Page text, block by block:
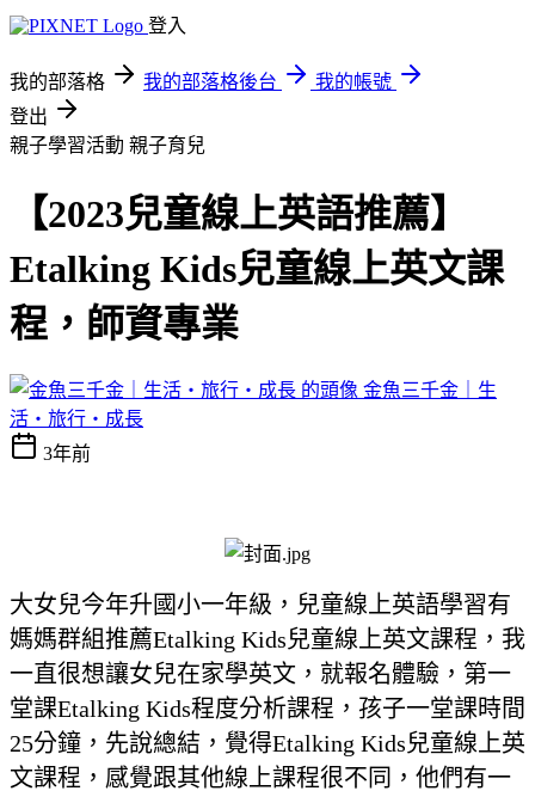
登入
我的部落格 我的部落格後台
我的帳號
登出
親子學習活動 親子育兒
【2023兒童線上英語推薦】
Etalking Kids兒童線上英文課
程，師資專業
金魚三千金｜生
活・旅行・成長
3年前
大女兒今年升國小一年級，兒童線上英語學習有
媽媽群組推薦Etalking Kids兒童線上英文課程，我
一直很想讓女兒在家學英文，就報名體驗，第一
堂課Etalking Kids程度分析課程，孩子一堂課時間
25分鐘，先說總結，覺得Etalking Kids兒童線上英
文課程，感覺跟其他線上課程很不同，他們有一